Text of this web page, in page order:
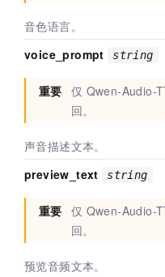
音色语言。
voice_prompt
string
重要 仅 Qwen-Audio-
回。
声音描述文本。
preview_text
string
重要 仅 Qwen-Audio-
回。
预览音频文本。